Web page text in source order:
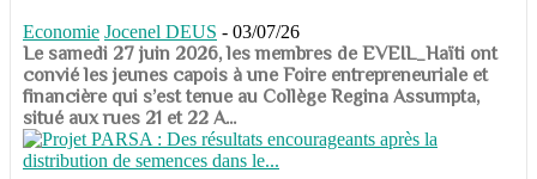
Economie Jocenel DEUS - 03/07/26
Le samedi 27 juin 2026, les membres de EVEIL_Haïti ont
convié les jeunes capois à une Foire entrepreneuriale et
financière qui s’est tenue au Collège Regina Assumpta,
situé aux rues 21 et 22 A...